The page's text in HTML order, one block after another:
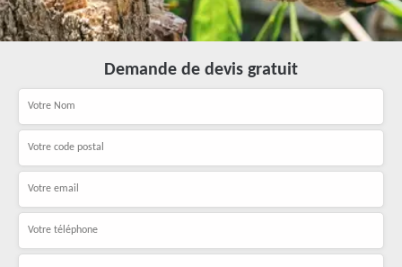
Demande de devis gratuit